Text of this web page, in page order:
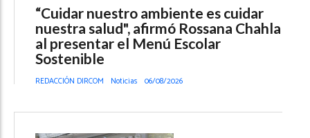
“Cuidar nuestro ambiente es cuidar
nuestra salud", afirmó Rossana Chahla
al presentar el Menú Escolar
Sostenible
REDACCIÓN DIRCOM Noticias 06/08/2026